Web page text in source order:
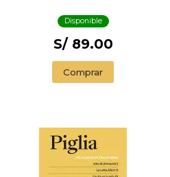
Disponible
S/ 89.00
Comprar